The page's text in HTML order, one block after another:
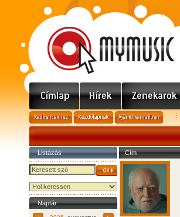
Listázás
Naptár
Cím